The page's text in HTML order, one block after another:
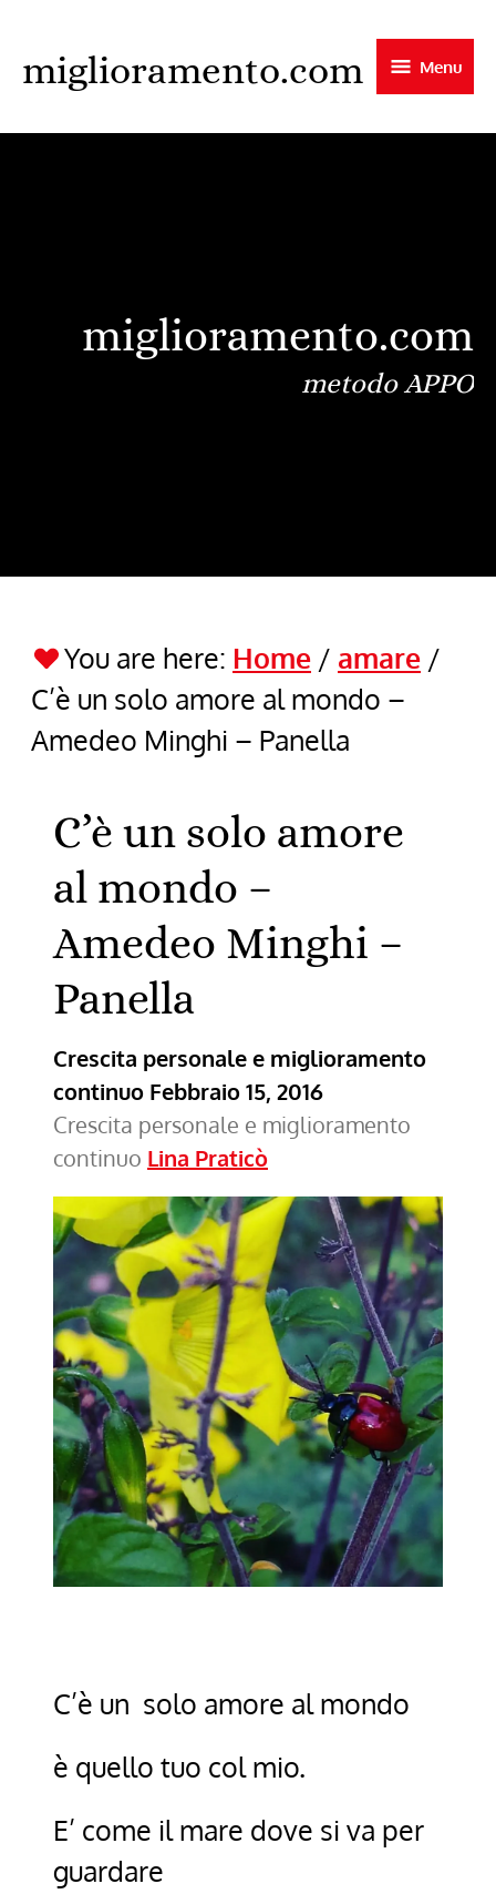
to
content
miglioramento.com Menu
miglioramento.com
metodo APPO
You are here: Home / amare /
C’è un solo amore al mondo –
Amedeo Minghi – Panella
C’è un solo amore
al mondo –
Amedeo Minghi –
Panella
Crescita personale e miglioramento
continuo Febbraio 15, 2016
Crescita personale e miglioramento
continuo Lina Praticò
C’è un solo amore al mondo
è quello tuo col mio.
E’ come il mare dove si va per
guardare